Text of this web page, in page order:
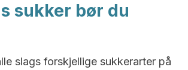
sukker bør du
slags forskjellige sukkerarter på